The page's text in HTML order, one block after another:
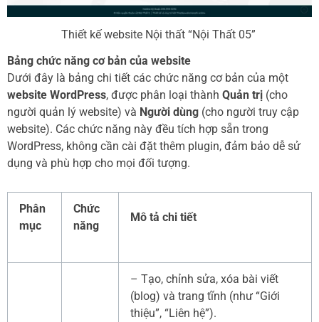
Thiết kế website Nội thất “Nội Thất 05”
Bảng chức năng cơ bản của website
Dưới đây là bảng chi tiết các chức năng cơ bản của một
website WordPress, được phân loại thành Quản trị (cho
người quản lý website) và Người dùng (cho người truy cập
website). Các chức năng này đều tích hợp sẵn trong
WordPress, không cần cài đặt thêm plugin, đảm bảo dễ sử
dụng và phù hợp cho mọi đối tượng.
Phân
mục
Chức
năng
Mô tả chi tiết
– Tạo, chỉnh sửa, xóa bài viết
(blog) và trang tĩnh (như “Giới
thiệu”, “Liên hệ”).